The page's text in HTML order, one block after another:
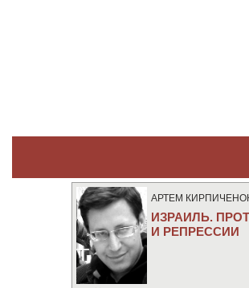
АРТЕМ
ИЗРАИЛЬ.
И РЕПРЕССИИ